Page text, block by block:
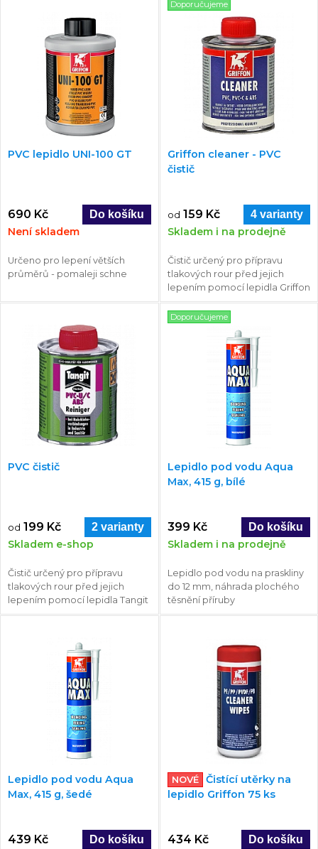
PVC lepidlo UNI-100 GT
690 Kč
Není skladem
Určeno pro lepení větších
průměrů - pomaleji schne
Doporučujeme
Griffon cleaner - PVC
čistič
od 159 Kč 4 varianty
Skladem i na prodejně
Čistič určený pro přípravu
tlakových rour před jejich
lepením pomocí lepidla Griffon
PVC čistič
od 199 Kč 2 varianty
Skladem e-shop
Čistič určený pro přípravu
tlakových rour před jejich
lepením pomocí lepidla Tangit
Doporučujeme
Lepidlo pod vodu Aqua
Max, 415 g, bílé
399 Kč
Skladem i na prodejně
Lepidlo pod vodu na praskliny
do 12 mm, náhrada plochého
těsnění příruby
Lepidlo pod vodu Aqua
Max, 415 g, šedé
439 Kč
NOVÉ
Čistící utěrky na
lepidlo Griffon 75 ks
434 Kč